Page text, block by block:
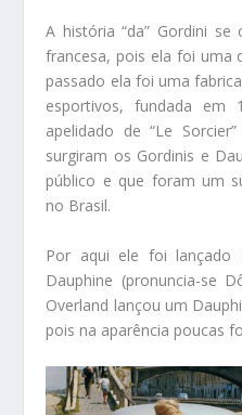
A história “da” Gordini
francesa, pois ela foi uma
passado ela foi uma
esportivos, fundada em
apelidado de “Le
surgiram os Gordinis e
público e que foram um
no Brasil.
Por aqui ele foi lançado
Dauphine (pronuncia-se
Overland lançou um
pois na aparência poucas